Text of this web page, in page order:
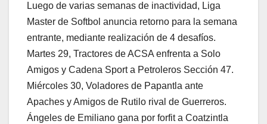
Luego de varias semanas de inactividad, Liga
Master de Softbol anuncia retorno para la semana
entrante, mediante realización de 4 desafíos.
Martes 29, Tractores de ACSA enfrenta a Solo
Amigos y Cadena Sport a Petroleros Sección 47.
Miércoles 30, Voladores de Papantla ante
Apaches y Amigos de Rutilo rival de Guerreros.
Ángeles de Emiliano gana por forfit a Coatzintla